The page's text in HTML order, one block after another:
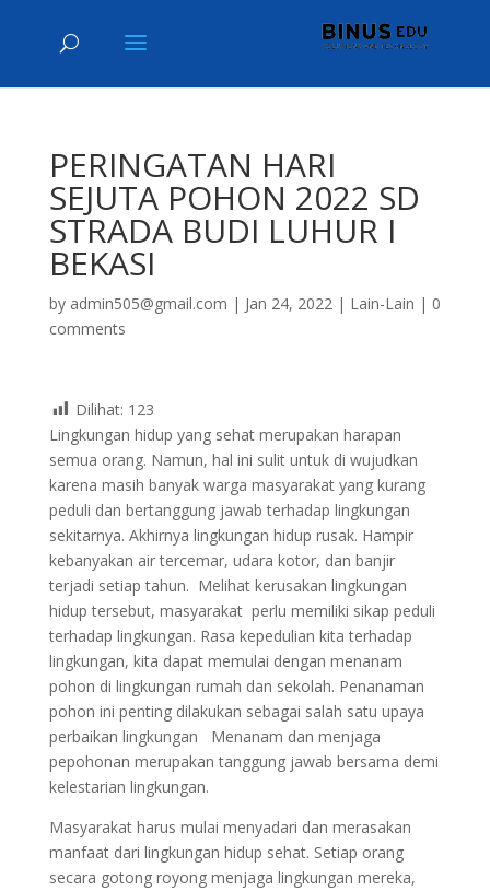
PERINGATAN HARI
SEJUTA POHON 2022 SD
STRADA BUDI LUHUR I
BEKASI
by admin505@gmail.com | Jan 24, 2022| Lain-Lain | 0
comments
Dilihat: 123
Lingkungan hidup yang sehat merupakan harapan
semua orang. Namun, hal ini sulit untuk di wujudkan
karena masih banyak warga masyarakat yang kurang
peduli dan bertanggung jawab terhadap lingkungan
sekitarnya. Akhirnya lingkungan hidup rusak. Hampir
kebanyakan air tercemar, udara kotor, dan banjir
terjadi setiap tahun. Melihat kerusakan lingkungan
hidup tersebut, masyarakat perlu memiliki sikap peduli
terhadap lingkungan. Rasa kepedulian kita terhadap
lingkungan, kita dapat memulai dengan menanam
pohon di lingkungan rumah dan sekolah. Penanaman
pohon ini penting dilakukan sebagai salah satu upaya
perbaikan lingkungan Menanam dan menjaga
pepohonan merupakan tanggung jawab bersama demi
kelestarian lingkungan.
Masyarakat harus mulai menyadari dan merasakan
manfaat dari lingkungan hidup sehat. Setiap orang
secara gotong royong menjaga lingkungan mereka,